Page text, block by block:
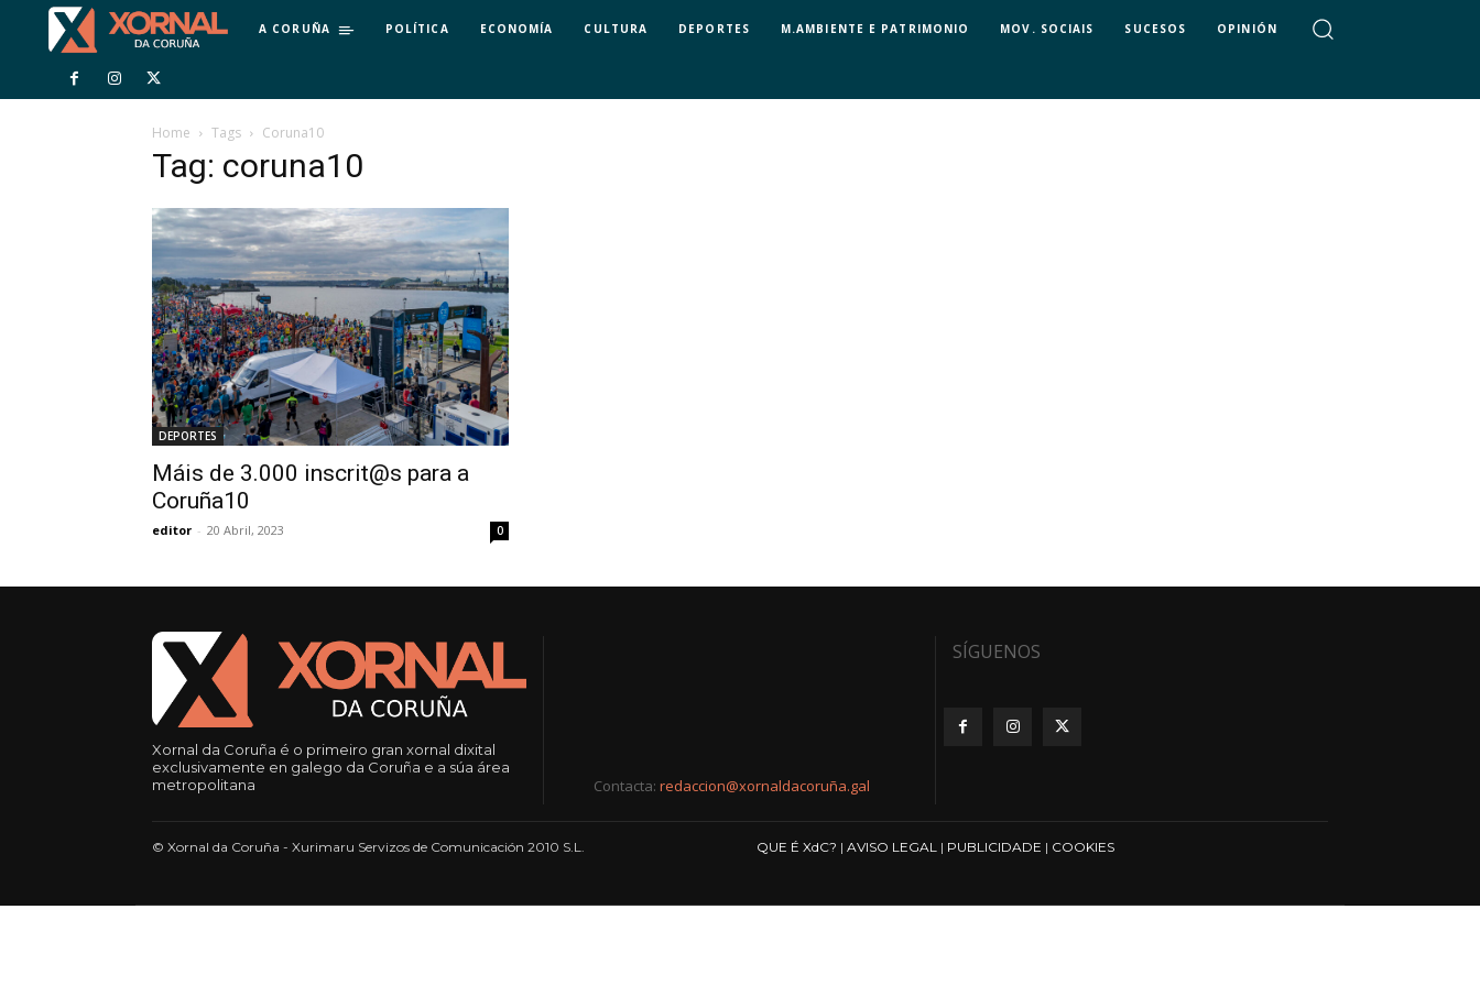
A CORUÑA POLÍTICA ECONOMÍA CULTURA DEPORTES M.AMBIENTE E PATRIMONIO MOV. SOCIAIS SUCESOS OPINIÓN
Home Tags Coruna10
Tag: coruna10
DEPORTES
Máis de 3.000 inscrit@s para a
Coruña10
editor - 20 Abril, 2023 0
Xornal da Coruña é o primeiro gran xornal dixital
exclusivamente en galego da Coruña e a súa área
metropolitana
Contacta: redaccion@xornaldacoruña.gal
SÍGUENOS
© Xornal da Coruña - Xurimaru Servizos de Comunicación 2010 S.L. QUE É XdC? | AVISO LEGAL | PUBLICIDADE | COOKIES